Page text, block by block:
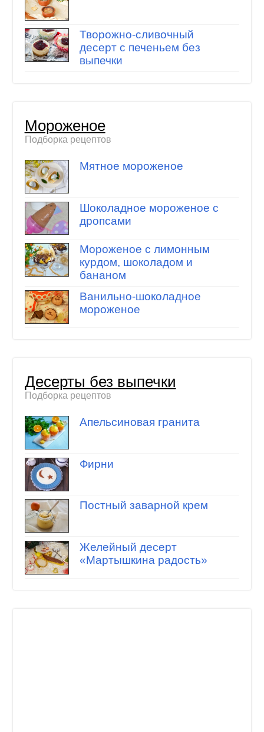
Творожно-сливочный
десерт с печеньем без
выпечки
Мороженое
Подборка рецептов
Мятное мороженое
Шоколадное мороженое с
дропсами
Мороженое с лимонным
курдом, шоколадом и
бананом
Ванильно-шоколадное
мороженое
Десерты без выпечки
Подборка рецептов
Апельсиновая гранита
Фирни
Постный заварной крем
Желейный десерт
«Мартышкина радость»